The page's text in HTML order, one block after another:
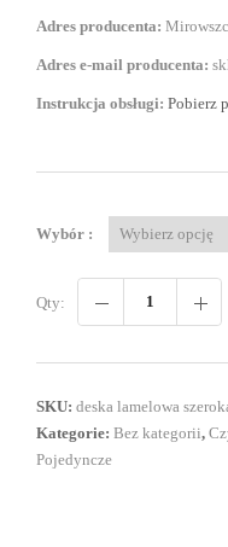
Adres producenta:
Adres e-mail producenta:
Instrukcja obsługi: Pobierz
Wybór :
Qty:
SKU: deska lamelowa
Kategorie: Bez kategorii,
Pojedyncze